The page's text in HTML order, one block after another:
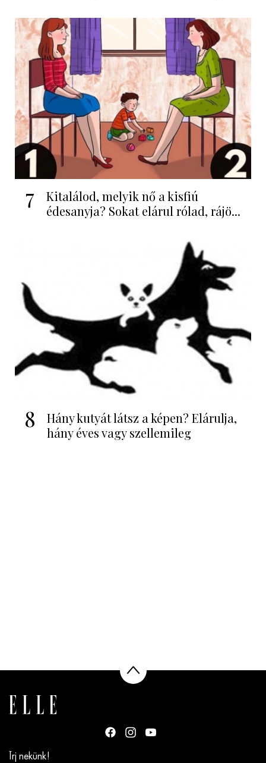
7
Kitalálod, melyik nő a kisfiú
édesanyja? Sokat elárul rólad, rájö...
8
Hány kutyát látsz a képen? Elárulja,
hány éves vagy szellemileg
Írj nekünk!